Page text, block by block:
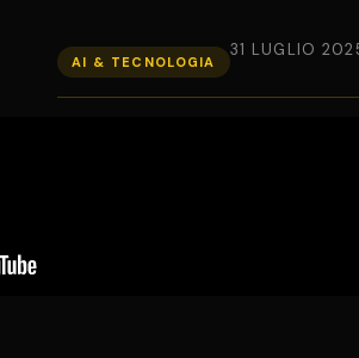
AI & TECNOLOGIA
31 LUGLIO